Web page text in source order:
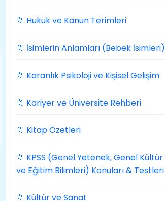
📁 Hukuk ve Kanun Terimleri
📁 İsimlerin Anlamları (Bebek İsimleri)
📁 Karanlık Psikoloji ve Kişisel Gelişim
📁 Kariyer ve Üniversite Rehberi
📁 Kitap Özetleri
📁 KPSS (Genel Yetenek, Genel Kültür
ve Eğitim Bilimleri) Konuları & Testleri
📁 Kültür ve Sanat